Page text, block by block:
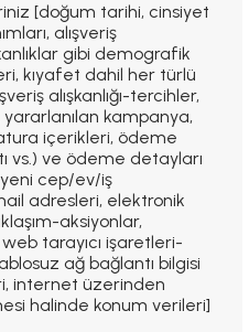
[doğum tarihi, cinsiyet
alışveriş
gibi demografik
kıyafet dahil her türlü
alışkanlığı-tercihler,
kampanya,
içerikleri, ödeme
vs.) ve ödeme detayları
yeni cep/ev/iş
adresleri, elektronik
aksiyonlar,
tarayıcı işaretleri-
ağ bağlantı bilgisi
internet üzerinden
halinde konum verileri]